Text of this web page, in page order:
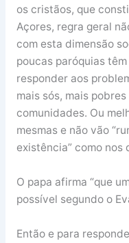
os cristãos, que
Açores, regra geral
com esta dimensão
poucas paróquias
responder aos
mais sós, mais
comunidades. Ou
mesmas e não vão
existência” como nos
O papa afirma “que
possível segundo o
Então e para